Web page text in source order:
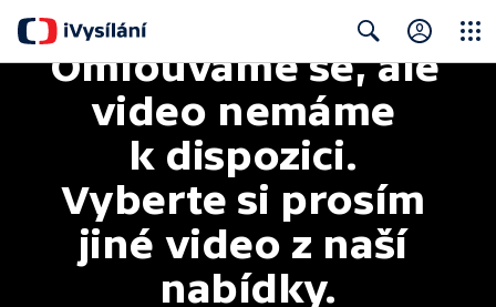
Search
Omlouváme se, ale
video nemáme
k dispozici.
Vyberte si prosím
jiné video z naší
nabídky.